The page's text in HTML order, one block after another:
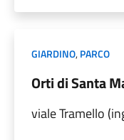
GIARDINO,PARCO
Orti di Santa
viale Tramello